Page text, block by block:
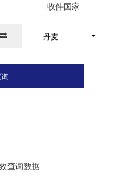
收件国家
丹麦
查询数据